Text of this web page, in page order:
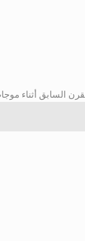
السابق أثناء